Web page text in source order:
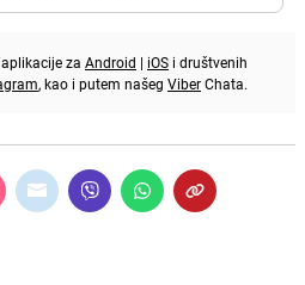
za Android | iOS i društvenih
, kao i putem našeg ViberChata.